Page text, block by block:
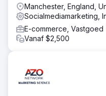
Manchester, England,
Socialmediamarketing,
E-commerce, Vastgoed
Vanaf $2,500